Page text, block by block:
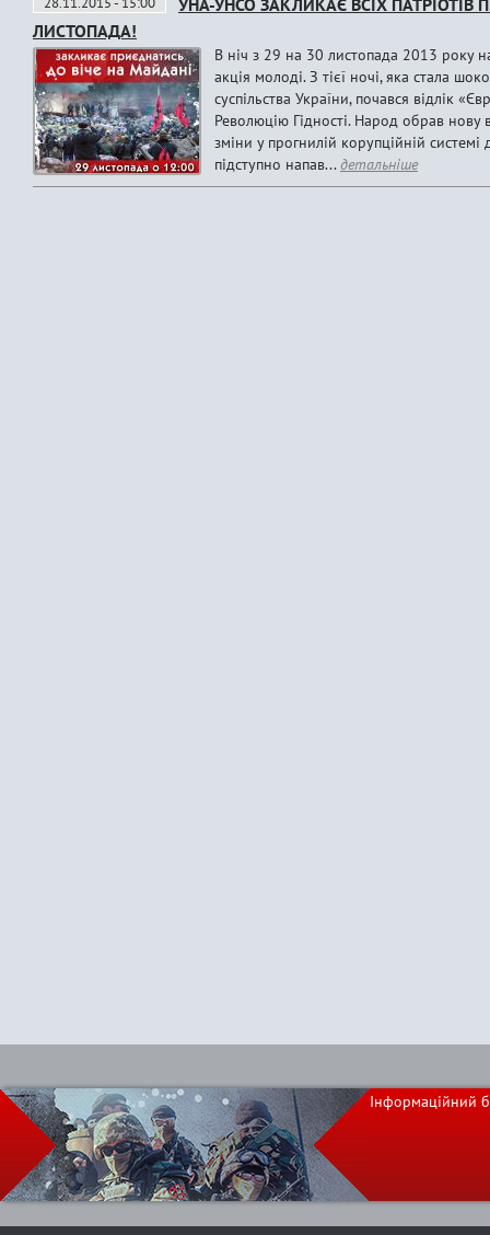
УНА-УНСО ЗАКЛИКАЄ ВСІХ
ЛИСТОПАДА!
В ніч з 29 на 30 листопада 2013 року
акція молоді. З тієї ночі, яка стала
суспільства України, почався відлік
Революцію Гідності. Народ обрав
зміни у прогнилій корупційній
підступно напав...детальніше
Інформаційний